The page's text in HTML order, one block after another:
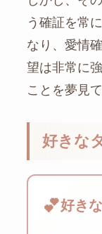
う確証を常
なり、愛情
望は非常に
ことを夢見
好きな
💕好き